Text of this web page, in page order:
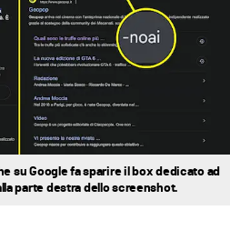
su Google fa sparire il box dedicato ad
parte destra dello screenshot.